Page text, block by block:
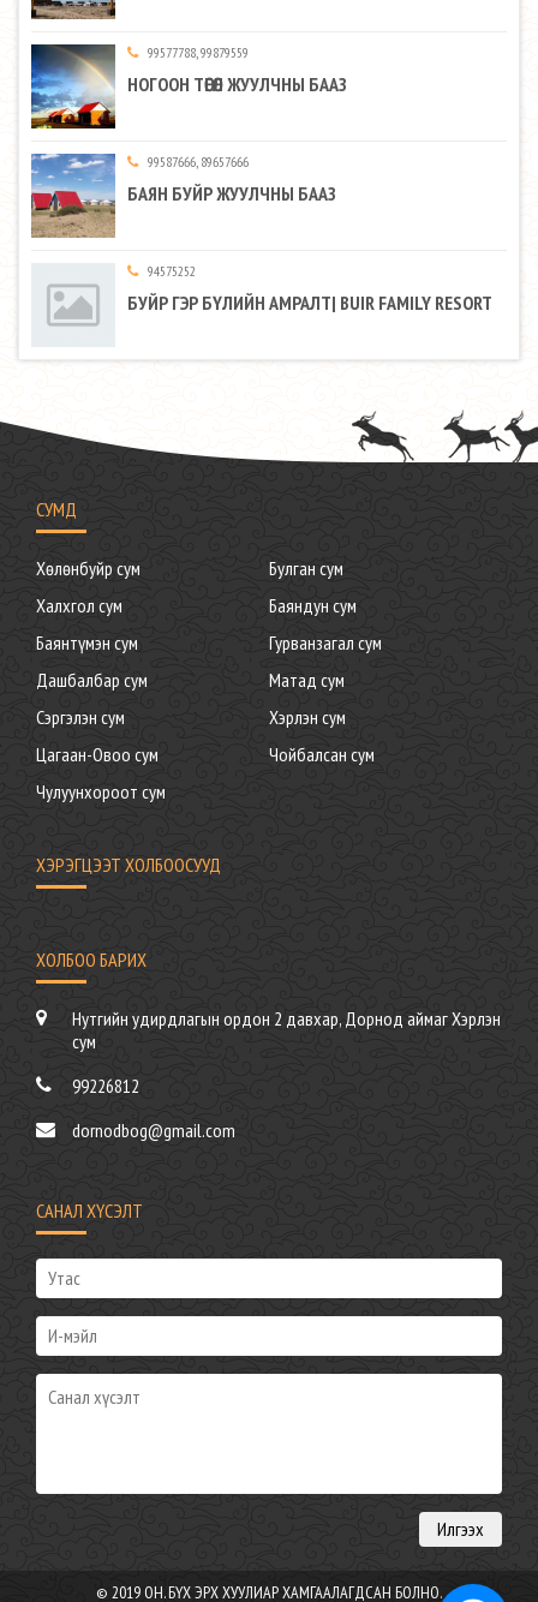
99577788, 99879559
НОГООН ТӨГӨЛ ЖУУЛЧНЫ БААЗ
99587666, 89657666
БАЯН БУЙР ЖУУЛЧНЫ БААЗ
94575252
БУЙР ГЭР БҮЛИЙН АМРАЛТ| BUIR FAMILY RESORT
СУМД
Хөлөнбуйр сум
Булган сум
Халхгол сум
Баяндун сум
Баянтүмэн сум
Гурванзагал сум
Дашбалбар сум
Матад сум
Сэргэлэн сум
Хэрлэн сум
Цагаан-Овоо сум
Чойбалсан сум
Чулуунхороот сум
ХЭРЭГЦЭЭТ ХОЛБООСУУД
ХОЛБОО БАРИХ
Нутгийн удирдлагын ордон 2 давхар, Дорнод аймаг Хэрлэн
сум
99226812
dornodbog@gmail.com
САНАЛ ХҮСЭЛТ
© 2019 ОН. БҮХ ЭРХ ХУУЛИАР ХАМГААЛАГДСАН БОЛНО.